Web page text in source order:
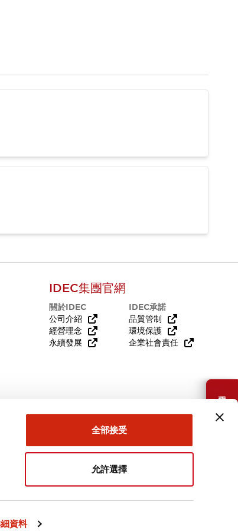
資料
全部接受
允許選擇
需要幫助嗎？
IDEC集團官網
關於IDEC
公司介紹
經營理念
永續發展
IDEC承諾
品質管制
環境保護
企業社會責任
台灣